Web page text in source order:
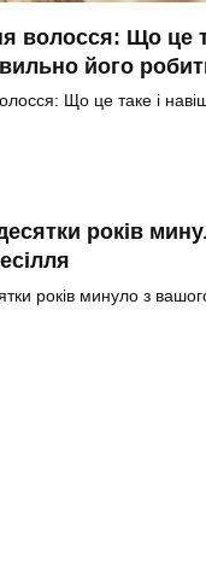
волосся: Що це
його
Що це таке і
років
років минуло з